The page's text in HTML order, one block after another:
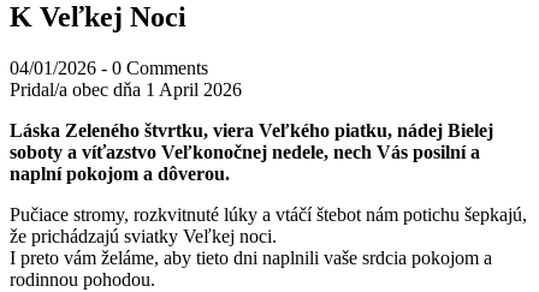
K Veľkej Noci
04/01/2026 - 0 Comments
Pridal/a obec dňa 1 April 2026
Láska Zeleného štvrtku, viera Veľkého piatku, nádej Bielej
soboty a víťazstvo Veľkonočnej nedele, nech Vás posilní a
naplní pokojom a dôverou.
Pučiace stromy, rozkvitnuté lúky a vtáčí štebot nám potichu šepkajú,
že prichádzajú sviatky Veľkej noci.
I preto vám želáme, aby tieto dni naplnili vaše srdcia pokojom a
rodinnou pohodou.